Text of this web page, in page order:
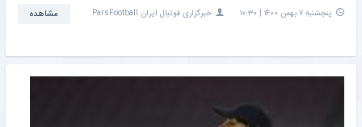
پنجشنبه ۷ بهمن ۱۴۰۰ | ۱۰:۳۰ خبرگزاری فوتبال ایران ParsFootball مشاهده